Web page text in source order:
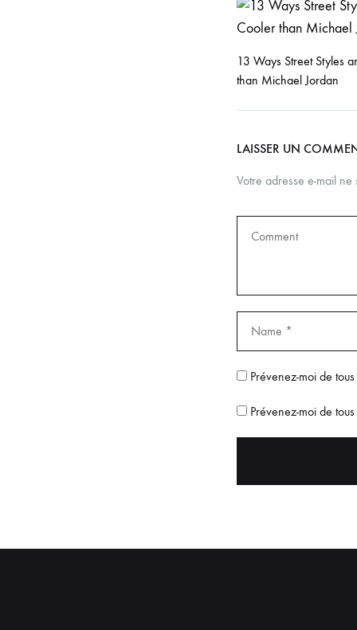
13 Ways Street Styles
than Michael Jordan
LAISSER UN
Votre adresse e-mail ne
Prévenez-moi de
Prévenez-moi de